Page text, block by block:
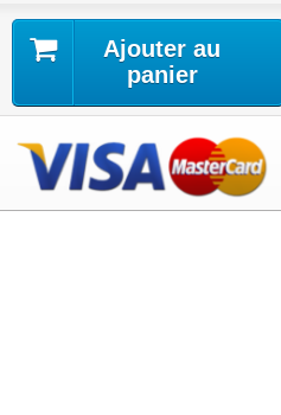
Ajouter au
panier